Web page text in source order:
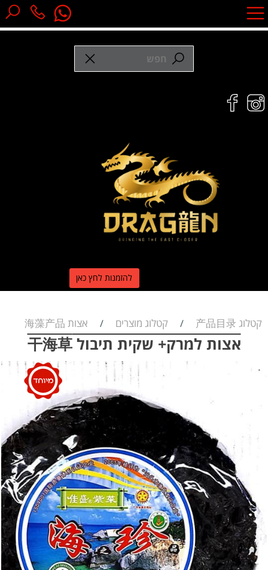
להזמנות לחץ כאן
קטלוג 产品目录 / קטלוג מוצרים / אצות 海藻产品
אצות למרק+ שקית תיבול 干海草